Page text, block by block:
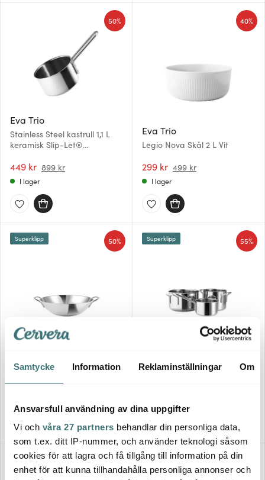
Samtycke Information Reklaminställningar Om
Ansvarsfull användning av dina uppgifter
Vi och våra 27 partners behandlar din personliga data,
som t.ex. ditt IP-nummer, och använder teknologi såsom
cookies för att lagra och få tillgång till information på din
enhet för att kunna tillhandahålla personliga annonser och
Eva Trio
Stainless Steel kastrull 1,1 L
keramisk Slip-Let®
449 kr 899 kr
50%
I lager
Eva Trio
Legio Nova Skål 2 L Vit
299 kr 499 kr
40%
I lager
Eva Trio
cm
850 kr 1699 kr
50%
Superklipp
delar
55%
Superklipp
50% 50%